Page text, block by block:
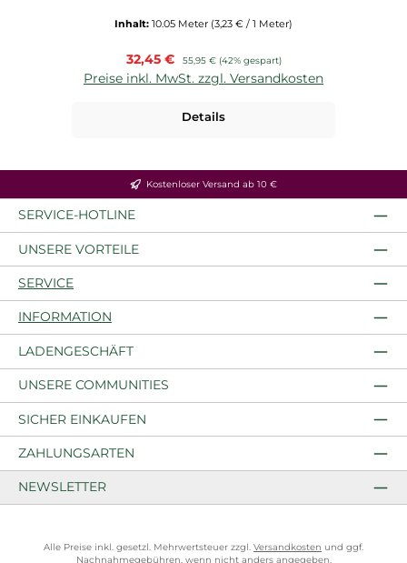
Inhalt: 10.05 Meter (3,23 € / 1 Meter)
Verkaufspreis:
32,45 € Regulärer Preis:
55,95 € (42% gespart)
Preise inkl. MwSt. zzgl. Versandkosten
Details
Kostenloser Versand ab 10 €
SERVICE-HOTLINE
UNSERE VORTEILE
SERVICE
INFORMATION
LADENGESCHÄFT
UNSERE COMMUNITIES
SICHER EINKAUFEN
ZAHLUNGSARTEN
NEWSLETTER
Alle Preise inkl. gesetzl. Mehrwertsteuer zzgl. Versandkosten und ggf.
Nachnahmegebühren, wenn nicht anders angegeben.